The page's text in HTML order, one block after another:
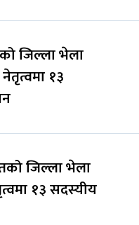
जिल्ला भेला
१३
जिल्ला भेला
१३ सदस्यीय